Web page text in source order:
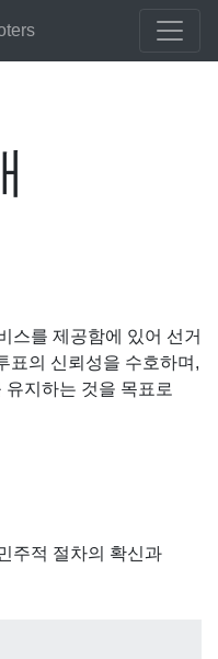
스를 제공함에 있어 선거
표의 신뢰성을 수호하며,
지하는 것을 목표로
주적 절차의 확신과